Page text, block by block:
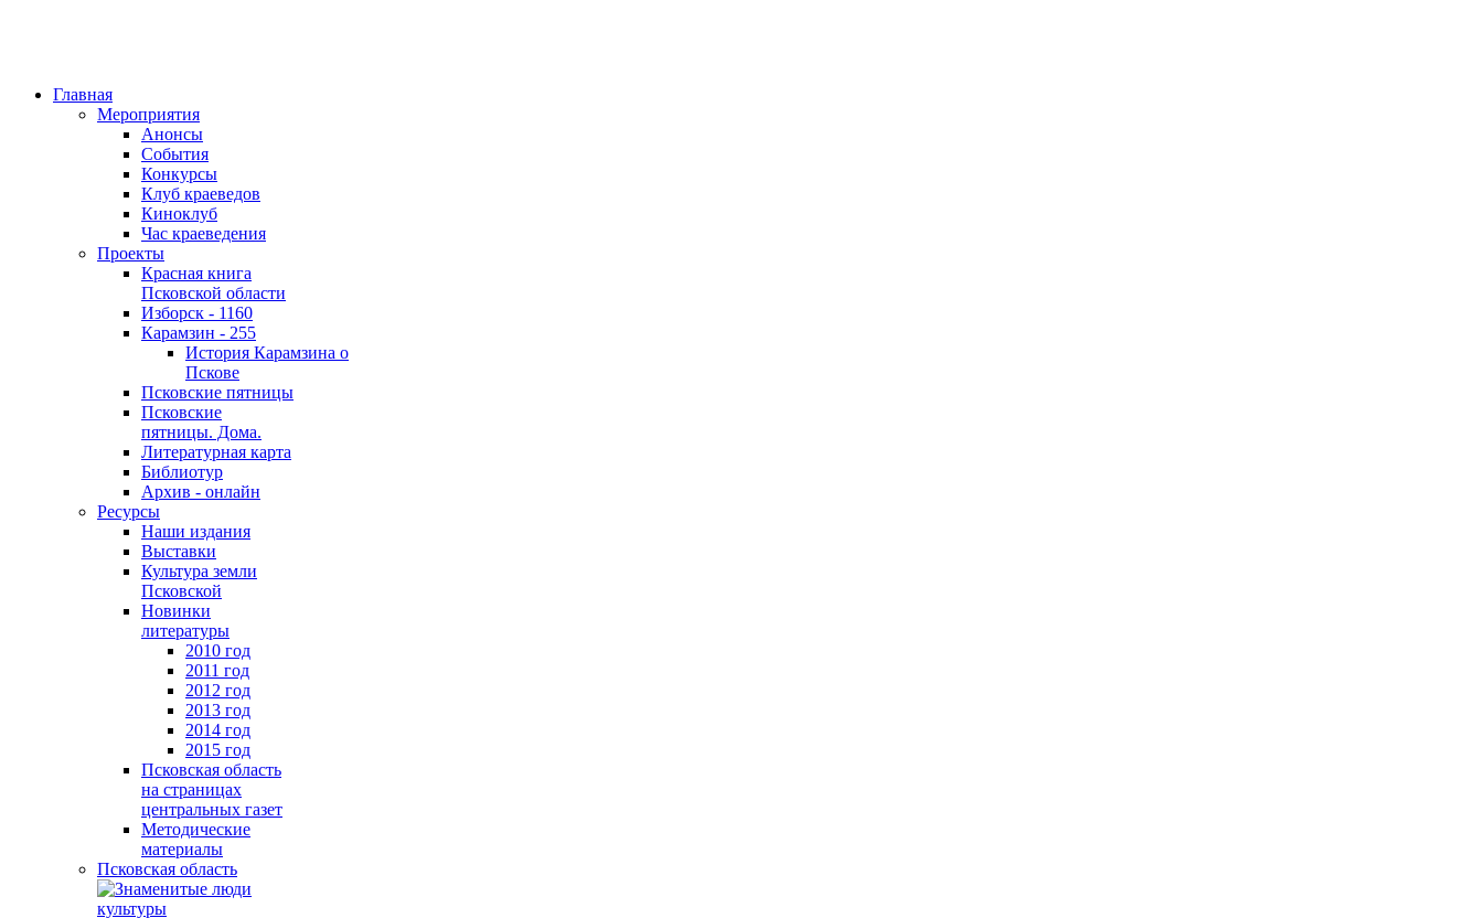
Главная
Мероприятия
Анонсы
События
Конкурсы
Клуб краеведов
Киноклуб
Час краеведения
Проекты
Красная книга
Псковской области
Изборск - 1160
Карамзин - 255
История Карамзина о
Пскове
Псковские пятницы
Псковские
пятницы. Дома.
Литературная карта
Библиотур
Архив - онлайн
Ресурсы
Наши издания
Выставки
Культура земли
Псковской
Новинки
литературы
2010 год
2011 год
2012 год
2013 год
2014 год
2015 год
Псковская область
на страницах
центральных газет
Методические
материалы
Псковская область